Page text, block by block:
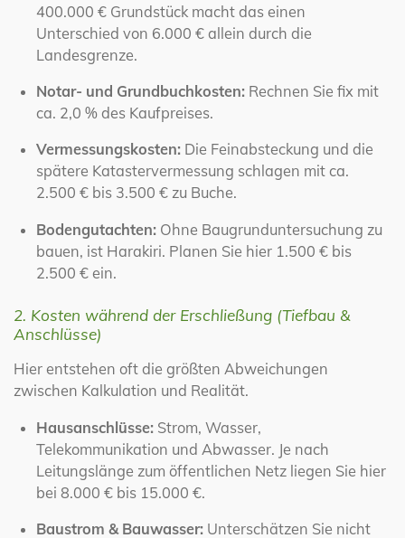
400.000 € Grundstück macht das einen
Unterschied von 6.000 € allein durch die
Landesgrenze.
Notar- und Grundbuchkosten:Rechnen Sie fix mit
ca. 2,0 % des Kaufpreises.
Vermessungskosten:Die Feinabsteckung und die
spätere Katastervermessung schlagen mit ca.
2.500 € bis 3.500 € zu Buche.
Bodengutachten:Ohne Baugrunduntersuchung zu
bauen, ist Harakiri. Planen Sie hier 1.500 € bis
2.500 € ein.
2. Kosten während der Erschließung (Tiefbau &
Anschlüsse)
Hier entstehen oft die größten Abweichungen
zwischen Kalkulation und Realität.
Hausanschlüsse:Strom, Wasser,
Telekommunikation und Abwasser. Je nach
Leitungslänge zum öffentlichen Netz liegen Sie hier
bei 8.000 € bis 15.000 €.
Baustrom & Bauwasser:Unterschätzen Sie nicht